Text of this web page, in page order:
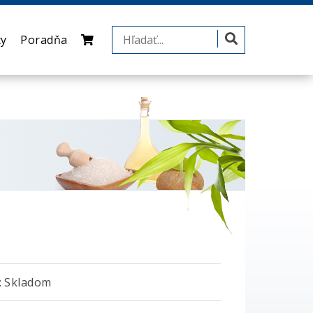
Poradňa